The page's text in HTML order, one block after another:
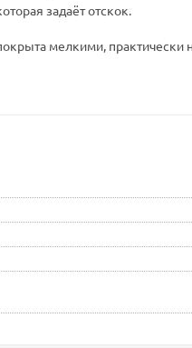
задаёт отскок.
мелкими,